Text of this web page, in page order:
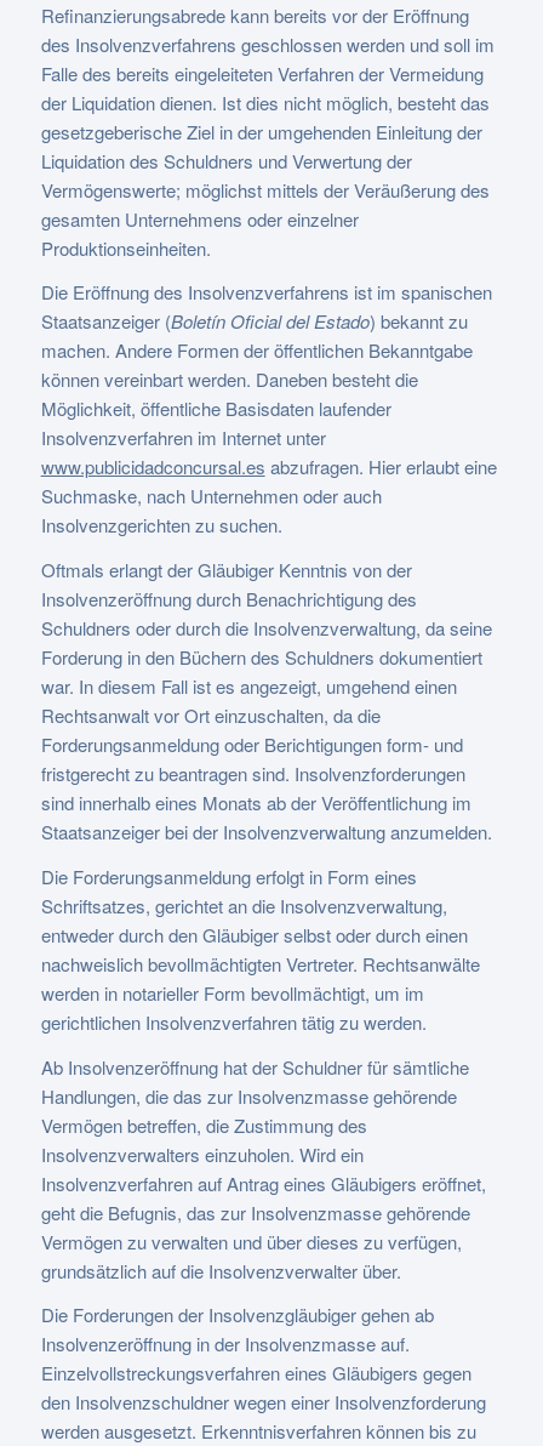
Refinanzierungsabrede kann bereits vor der Eröffnung
des Insolvenzverfahrens geschlossen werden und soll im
Falle des bereits eingeleiteten Verfahren der Vermeidung
der Liquidation dienen. Ist dies nicht möglich, besteht das
gesetzgeberische Ziel in der umgehenden Einleitung der
Liquidation des Schuldners und Verwertung der
Vermögenswerte; möglichst mittels der Veräußerung des
gesamten Unternehmens oder einzelner
Produktionseinheiten.
Die Eröffnung des Insolvenzverfahrens ist im spanischen
Staatsanzeiger (Boletín Oficial del Estado) bekannt zu
machen. Andere Formen der öffentlichen Bekanntgabe
können vereinbart werden. Daneben besteht die
Möglichkeit, öffentliche Basisdaten laufender
Insolvenzverfahren im Internet unter
www.publicidadconcursal.es abzufragen. Hier erlaubt eine
Suchmaske, nach Unternehmen oder auch
Insolvenzgerichten zu suchen.
Oftmals erlangt der Gläubiger Kenntnis von der
Insolvenzeröffnung durch Benachrichtigung des
Schuldners oder durch die Insolvenzverwaltung, da seine
Forderung in den Büchern des Schuldners dokumentiert
war. In diesem Fall ist es angezeigt, umgehend einen
Rechtsanwalt vor Ort einzuschalten, da die
Forderungsanmeldung oder Berichtigungen form- und
fristgerecht zu beantragen sind. Insolvenzforderungen
sind innerhalb eines Monats ab der Veröffentlichung im
Staatsanzeiger bei der Insolvenzverwaltung anzumelden.
Die Forderungsanmeldung erfolgt in Form eines
Schriftsatzes, gerichtet an die Insolvenzverwaltung,
entweder durch den Gläubiger selbst oder durch einen
nachweislich bevollmächtigten Vertreter. Rechtsanwälte
werden in notarieller Form bevollmächtigt, um im
gerichtlichen Insolvenzverfahren tätig zu werden.
Ab Insolvenzeröffnung hat der Schuldner für sämtliche
Handlungen, die das zur Insolvenzmasse gehörende
Vermögen betreffen, die Zustimmung des
Insolvenzverwalters einzuholen. Wird ein
Insolvenzverfahren auf Antrag eines Gläubigers eröffnet,
geht die Befugnis, das zur Insolvenzmasse gehörende
Vermögen zu verwalten und über dieses zu verfügen,
grundsätzlich auf die Insolvenzverwalter über.
Die Forderungen der Insolvenzgläubiger gehen ab
Insolvenzeröffnung in der Insolvenzmasse auf.
Einzelvollstreckungsverfahren eines Gläubigers gegen
den Insolvenzschuldner wegen einer Insolvenzforderung
werden ausgesetzt. Erkenntnisverfahren können bis zu